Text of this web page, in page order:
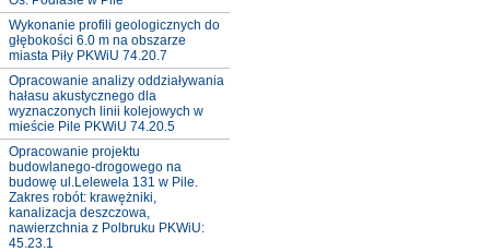
Wykonanie profili geologicznych do
głębokości 6.0 m na obszarze
miasta Piły PKWiU 74.20.7
Opracowanie analizy oddziaływania
hałasu akustycznego dla
wyznaczonych linii kolejowych w
mieście Pile PKWiU 74.20.5
Opracowanie projektu
budowlanego-drogowego na
budowę ul.Lelewela 131 w Pile.
Zakres robót: krawężniki,
kanalizacja deszczowa,
nawierzchnia z Polbruku PKWiU:
45.23.1